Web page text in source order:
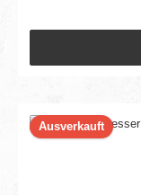
Ausverkauft